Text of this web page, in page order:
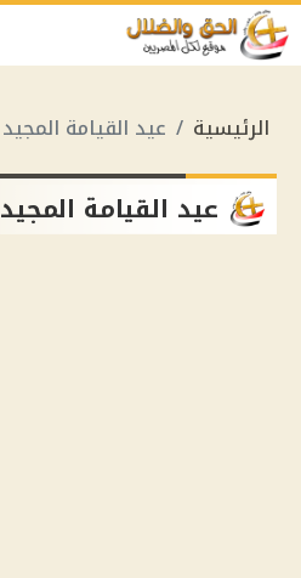
الرئيسية عيد القيامة المجيد
عيد القيامة المجيد